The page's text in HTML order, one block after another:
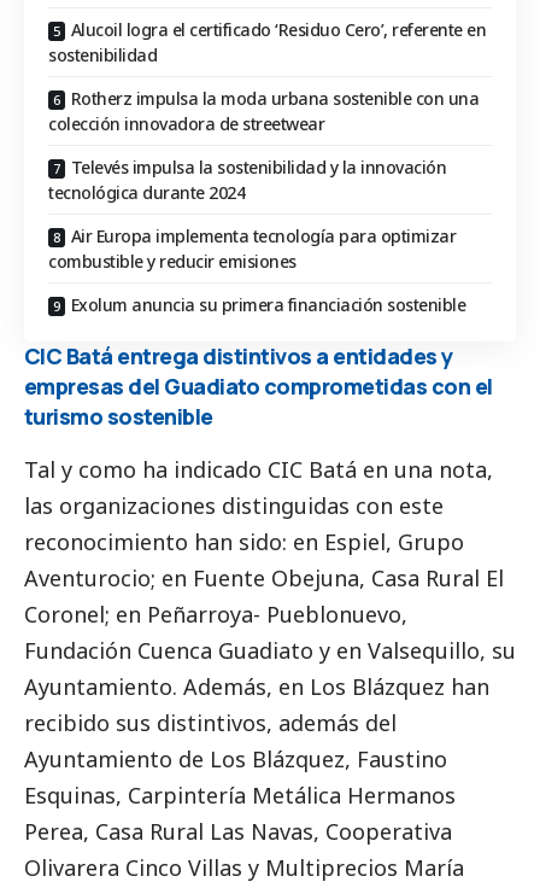
Alucoil logra el certificado ‘Residuo Cero’, referente en
sostenibilidad
Rotherz impulsa la moda urbana sostenible con una
colección innovadora de streetwear
Televés impulsa la sostenibilidad y la innovación
tecnológica durante 2024
Air Europa implementa tecnología para optimizar
combustible y reducir emisiones
Exolum anuncia su primera financiación sostenible
CIC Batá entrega distintivos a entidades y
empresas del Guadiato comprometidas con el
turismo sostenible
Tal y como ha indicado CIC Batá en una nota,
las organizaciones distinguidas con este
reconocimiento han sido: en Espiel, Grupo
Aventurocio; en Fuente Obejuna, Casa Rural El
Coronel; en Peñarroya- Pueblonuevo,
Fundación Cuenca Guadiato y en Valsequillo, su
Ayuntamiento. Además, en Los Blázquez han
recibido sus distintivos, además del
Ayuntamiento de Los Blázquez, Faustino
Esquinas, Carpintería Metálica Hermanos
Perea, Casa Rural Las Navas, Cooperativa
Olivarera Cinco Villas y Multiprecios María